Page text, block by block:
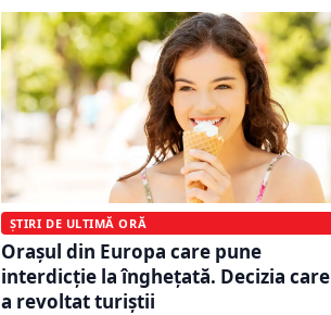
ȘTIRI DE ULTIMĂ ORĂ
Orașul din Europa care pune
interdicţie la îngheţată. Decizia care
a revoltat turiștii